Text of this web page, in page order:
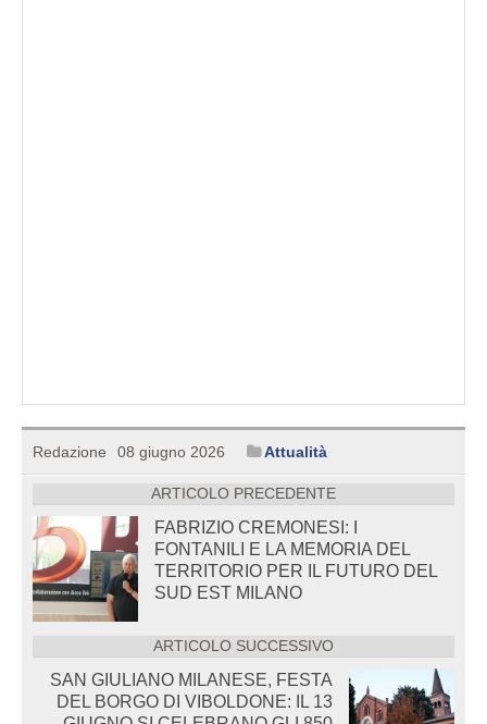
Redazione 08 giugno 2026 Attualità
ARTICOLO PRECEDENTE
FABRIZIO CREMONESI: I
FONTANILI E LA MEMORIA DEL
TERRITORIO PER IL FUTURO DEL
SUD EST MILANO
ARTICOLO SUCCESSIVO
SAN GIULIANO MILANESE, FESTA
DEL BORGO DI VIBOLDONE: IL 13